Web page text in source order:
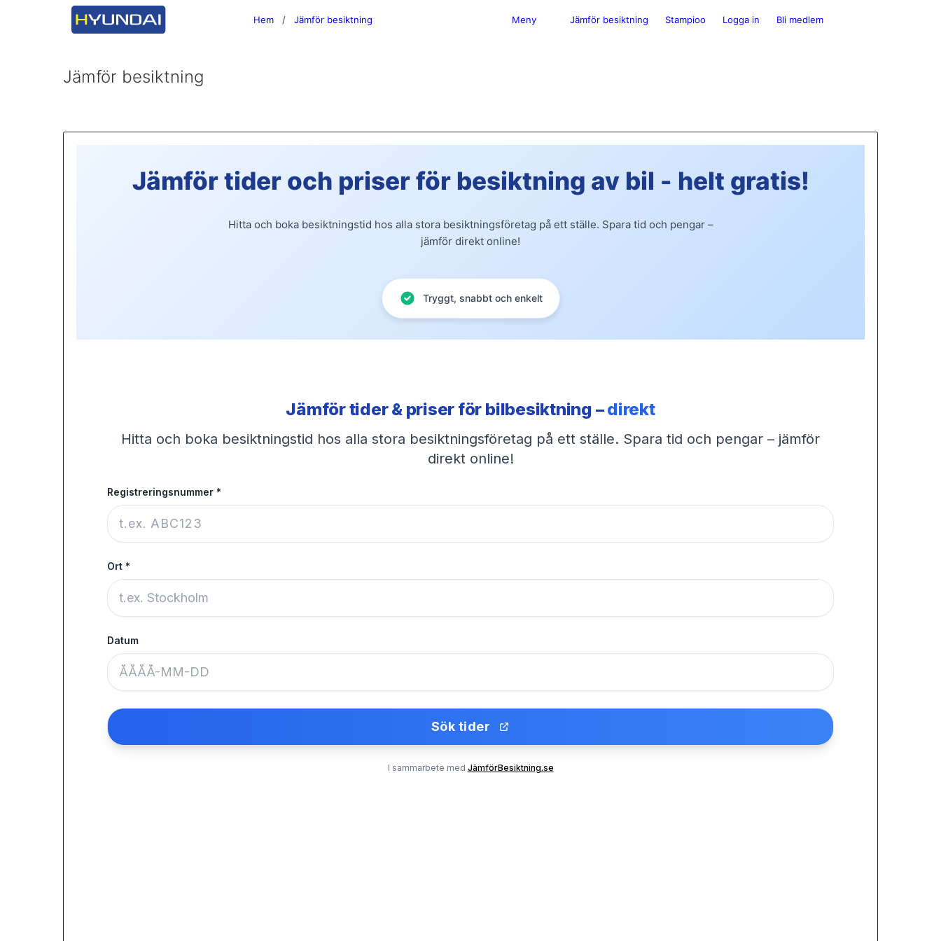
Meny Jämför besiktning Stampioo Logga in Bli medlem
Hem Jämför besiktning
Jämför besiktning
Jämför tider och priser för besiktning av bil - helt gratis!
Hitta och boka besiktningstid hos alla stora besiktningsföretag på ett ställe. Spara tid och pengar –
jämför direkt online!
Tryggt, snabbt och enkelt